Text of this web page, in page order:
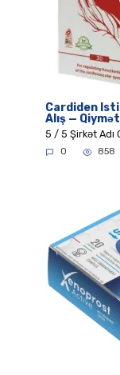
Cardiden
Alış —
5 / 5 Şirkət Adı
0 858